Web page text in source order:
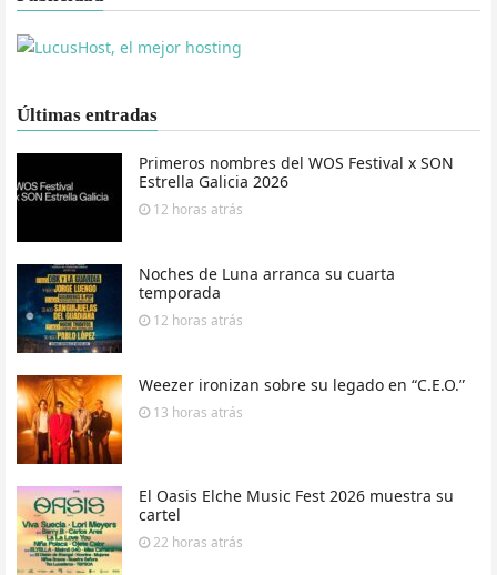
Últimas entradas
Primeros nombres del WOS Festival x SON
Estrella Galicia 2026
12 horas atrás
Noches de Luna arranca su cuarta
temporada
12 horas atrás
Weezer ironizan sobre su legado en “C.E.O.”
13 horas atrás
El Oasis Elche Music Fest 2026 muestra su
cartel
22 horas atrás